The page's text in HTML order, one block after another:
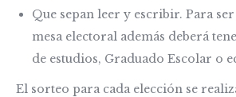
Que sepan leer y escribir. Para
mesa electoral además deberá
de estudios, Graduado Escolar o
El sorteo para cada elección se